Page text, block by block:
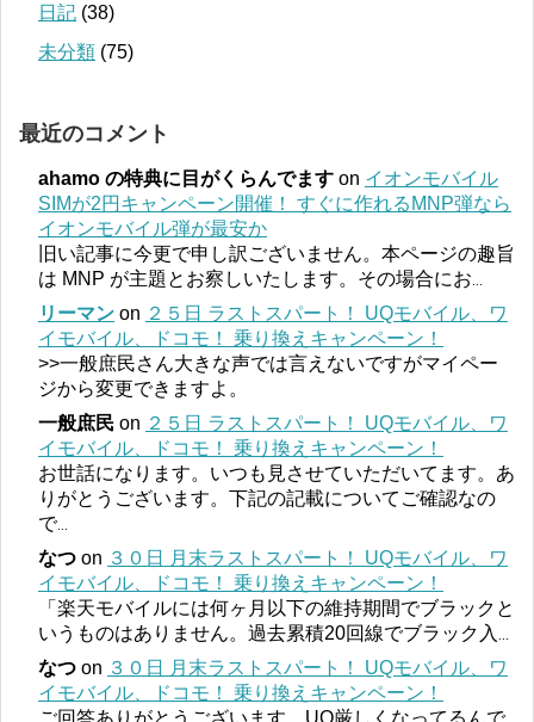
日記 (38)
未分類 (75)
最近のコメント
ahamo の特典に目がくらんでます on イオンモバイル
SIMが2円キャンペーン開催！ すぐに作れるMNP弾なら
イオンモバイル弾が最安か
旧い記事に今更で申し訳ございません。本ページの趣旨
は MNP が主題とお察しいたします。その場合にお
リーマン on ２５日 ラストスパート！ UQモバイル、ワ
イモバイル、ドコモ！ 乗り換えキャンペーン！
>>一般庶民さん大きな声では言えないですがマイペー
ジから変更できますよ。
一般庶民 on ２５日 ラストスパート！ UQモバイル、ワ
イモバイル、ドコモ！ 乗り換えキャンペーン！
お世話になります。いつも見させていただいてます。あ
りがとうございます。下記の記載についてご確認なの
で...
なつ on ３０日 月末ラストスパート！ UQモバイル、ワ
イモバイル、ドコモ！ 乗り換えキャンペーン！
「楽天モバイルには何ヶ月以下の維持期間でブラックと
いうものはありません。過去累積20回線でブラック入
なつ on ３０日 月末ラストスパート！ UQモバイル、ワ
イモバイル、ドコモ！ 乗り換えキャンペーン！
ご回答ありがとうございます。UQ厳しくなってるんで